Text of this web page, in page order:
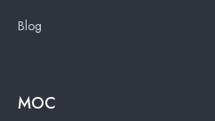
Blog
MOC